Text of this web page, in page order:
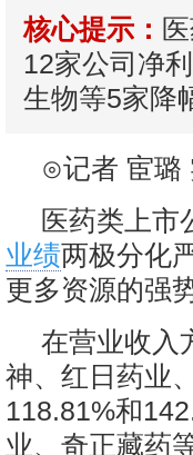
核心提示：
12家公司净
生物等5家降
⊙记者 宦璐
医药类上市
业绩两极分化
更多资源的强
在营业收入
神、红日药业
118.81%和
业、奇正藏药